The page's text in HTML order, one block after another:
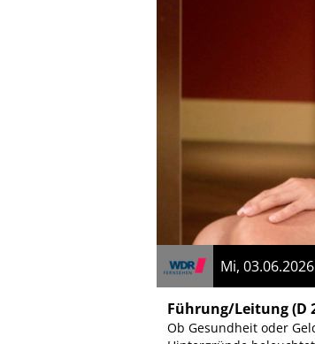
Mi,
Führung/Leitung(D
Ob Gesundheit oder